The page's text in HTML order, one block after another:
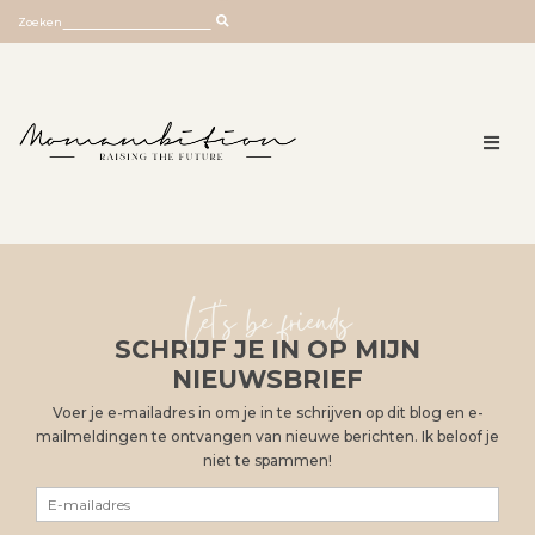
Zoeken
Let's be friends
SCHRIJF JE IN OP MIJN
NIEUWSBRIEF
Voer je e-mailadres in om je in te schrijven op dit blog en e-
mailmeldingen te ontvangen van nieuwe berichten. Ik beloof je
niet te spammen!
E-
mailadres